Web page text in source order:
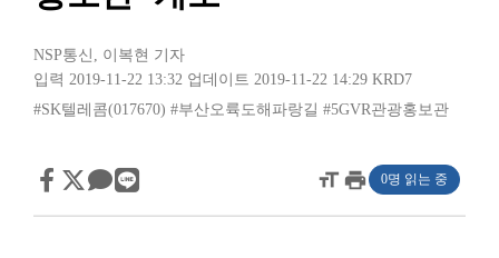
NSP통신 , 이복현 기자
입력 2019-11-22 13:32 업데이트 2019-11-22 14:29 KRD7
#SK텔레콤(017670) #부산오륙도해파랑길 #5GVR관광홍보관
format_sizeprint 0명 읽는 중